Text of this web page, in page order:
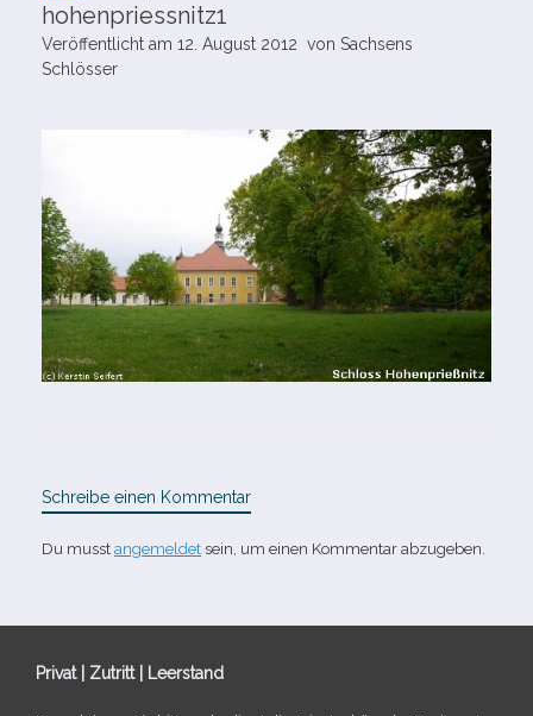
hohenpriessnitz1
Veröffentlicht am 12. August 2012 von Sachsens
Schlösser
Schreibe einen Kommentar
Du musst angemeldet sein, um einen Kommentar abzugeben.
Privat | Zutritt | Leerstand